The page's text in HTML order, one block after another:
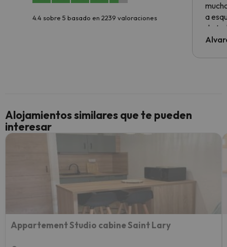
4.4 sobre 5 basado en 2239 valoraciones
a
de
al
culpa
Alojamientos similares que te pueden
interesar
Appartement Studio cabine Saint Lary